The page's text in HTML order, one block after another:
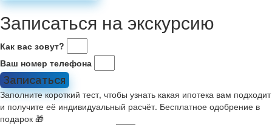
Записаться на экскурсию
Как вас зовут?
Ваш номер телефона
Записаться
Заполните короткий тест, чтобы узнать какая ипотека вам подходит
и получите её индивидуальный расчёт. Бесплатное одобрение в
подарок 🎁